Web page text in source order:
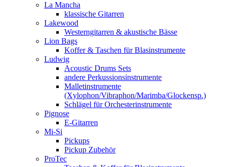
La Mancha
klassische Gitarren
Lakewood
Westerngitarren & akustische Bässe
Lion Bags
Koffer & Taschen für Blasinstrumente
Ludwig
Acoustic Drums Sets
andere Perkussionsinstrumente
Malletinstrumente
(Xylophon/Vibraphon/Marimba/Glockensp.)
Schlägel für Orchesterinstrumente
Pignose
E-Gitarren
Mi-Si
Pickups
Pickup Zubehör
ProTec